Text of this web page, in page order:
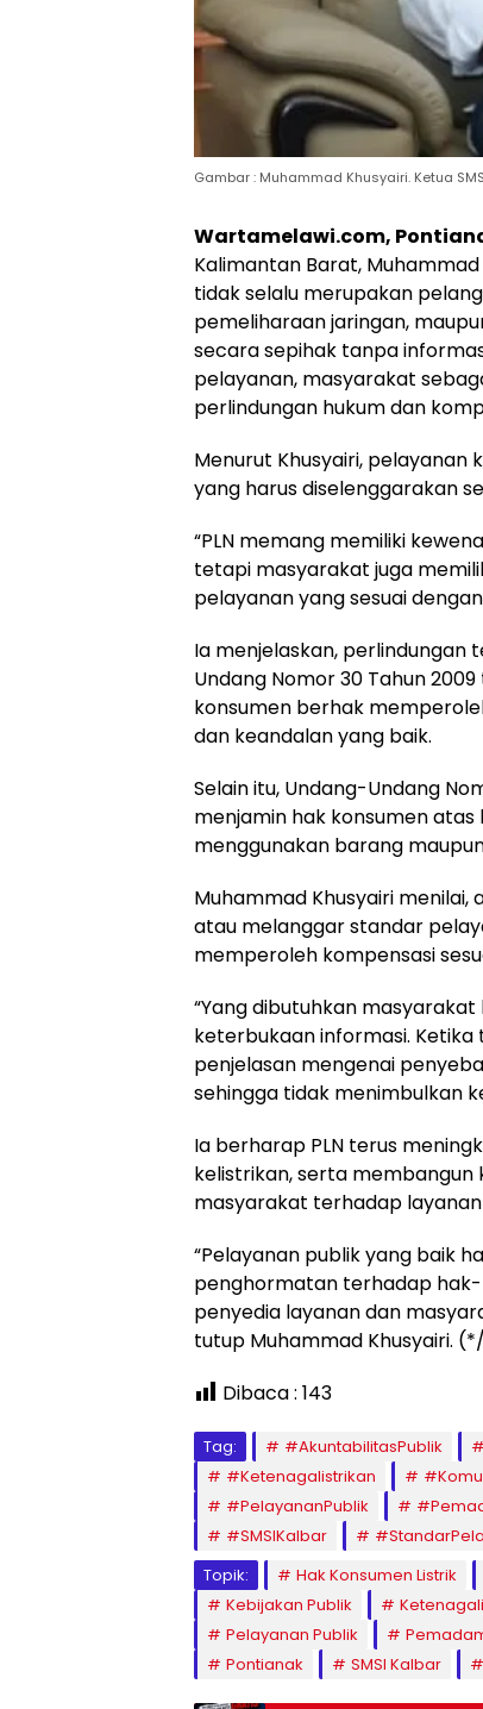
Gambar : Muhammad Khusyairi. Ketua
Wartamelawi.com,
Kalimantan Barat,
tidak selalu merupakan
pemeliharaan jaringan,
secara sepihak tanpa
pelayanan, masyarakat
perlindungan hukum dan
Menurut Khusyairi,
yang harus diselenggarakan
“PLN memang memiliki
tetapi masyarakat juga
pelayanan yang sesuai
Ia menjelaskan, perlindungan
Undang Nomor 30 Tahun
konsumen berhak
dan keandalan yang baik.
Selain itu, Undang-Undang
menjamin hak konsumen
menggunakan barang
Muhammad Khusyairi
atau melanggar standar
memperoleh kompensasi
“Yang dibutuhkan
keterbukaan informasi. Ketika
penjelasan mengenai
sehingga tidak menimbulkan
Ia berharap PLN terus
kelistrikan, serta
masyarakat terhadap
“Pelayanan publik yang baik
penghormatan terhadap hak-
penyedia layanan dan
tutup Muhammad Khusyairi.
Dibaca : 143
Tag: #AkuntabilitasPublik
#Ketenagalistrikan
#PelayananPublik
#SMSIKalbar
Topik:
Hak Konsumen Listrik
Kebijakan Publik
Pelayanan Publik
Pontianak
SMSI Kalbar